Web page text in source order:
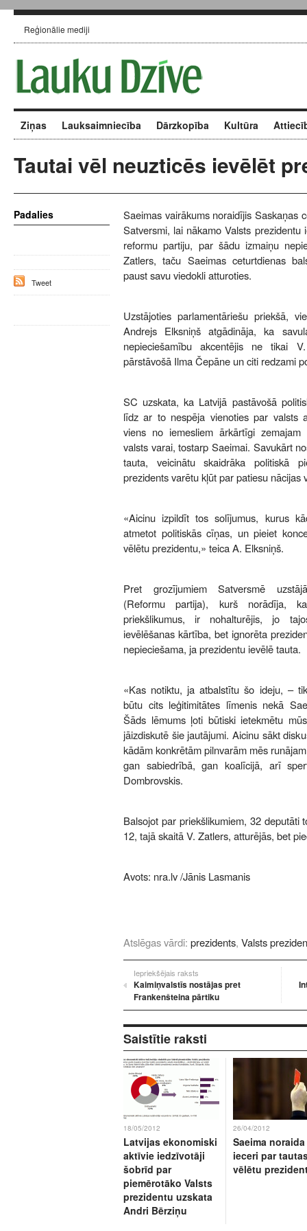
Reģionālie mediji
Ziņas Lauksaimniecība Dārzkopība Kultūra
Tautai vēl neuzticēs ievēlēt
Saeimas vairākums noraidījis Saskaņas
Satversmi, lai nākamo Valsts prezidentu
reformu partiju, par šādu izmaiņu
Zatlers, taču Saeimas ceturtdienas
paust savu viedokli atturoties.
Uzstājoties parlamentāriešu priekšā,
Andrejs Elksniņš atgādināja, ka
nepieciešamību akcentējis ne tikai
pārstāvošā Ilma Čepāne un citi redzami
SC uzskata, ka Latvijā pastāvošā
līdz ar to nespēja vienoties par valsts
viens no iemesliem ārkārtīgi zemajam
valsts varai, tostarp Saeimai. Savukārt
tauta, veicinātu skaidrāka politiskā
prezidents varētu kļūt par patiesu nācijas
«Aicinu izpildīt tos solījumus, kurus
atmetot politiskās cīņas, un pieiet
vēlētu prezidentu,» teica A. Elksniņš.
Pret grozījumiem Satversmē
(Reformu partija), kurš norādīja,
priekšlikumus, ir nohalturējis, jo
ievēlēšanas kārtība, bet ignorēta
nepieciešama, ja prezidentu ievēlē tauta.
«Kas notiktu, ja atbalstītu šo ideju, –
būtu cits leģitimitātes līmenis nekā
Šāds lēmums ļoti būtiski ietekmētu
jāizdiskutē šie jautājumi. Aicinu sākt
kādām konkrētām pilnvarām mēs
gan sabiedrībā, gan koalīcijā, arī
Dombrovskis.
Balsojot par priekšlikumiem, 32 deputāti
12, tajā skaitā V. Zatlers, atturējās, bet
Avots: nra.lv/Jānis Lasmanis
Atslēgas vārdi: prezidents, Valsts
Iepriekšējais raksts
Kaimiņvalstīs nostājas pret
Frankenšteina pārtiku
Saistītie raksti
18/05/2012
Latvijas ekonomiski
aktīvie iedzīvotāji
šobrīd par
piemērotāko Valsts
prezidentu uzskata
Andri Bērziņu
26/04/2012
Saeima noraida
ieceri par
vēlētu
Padalies
Tweet